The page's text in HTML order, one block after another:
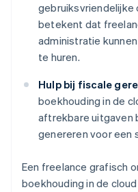
gebruiksvriendelijke
betekent dat
administratie
te huren.
Hulp bij fiscale
boekhouding in de
aftrekbare uitgaven
genereren voor een
Een freelance grafisch
boekhouding in de